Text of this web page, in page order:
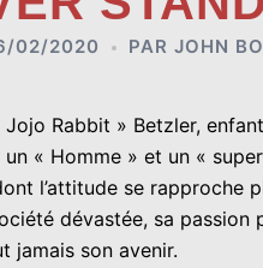
02/2020 PAR JOHN
Rabbit » Betzler,
« Homme » et un «
l’attitude se rapproche
dévastée, sa passion
jamais son avenir.